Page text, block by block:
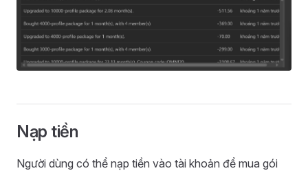
Nạp tiền
Người dùng có thể nạp tiền vào tài khoản để mua gói